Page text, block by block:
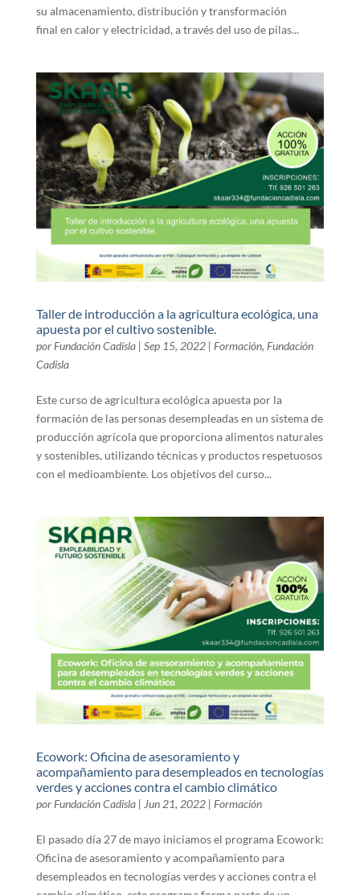
su almacenamiento, distribución y transformación
final en calor y electricidad, a través del uso de pilas...
Taller de introducción a la agricultura ecológica, una
apuesta por el cultivo sostenible.
porFundación Cadisla| Sep 15, 2022| Formación, Fundación
Cadisla
Este curso de agricultura ecológica apuesta por la
formación de las personas desempleadas en un sistema de
producción agrícola que proporciona alimentos naturales
y sostenibles, utilizando técnicas y productos respetuosos
con el medioambiente. Los objetivos del curso...
Ecowork: Oficina de asesoramiento y
acompañamiento para desempleados en tecnologías
verdes y acciones contra el cambio climático
por Fundación Cadisla| Jun 21, 2022| Formación
El pasado día 27 de mayo iniciamos el programa Ecowork:
Oficina de asesoramiento y acompañamiento para
desempleados en tecnologías verdes y acciones contra el